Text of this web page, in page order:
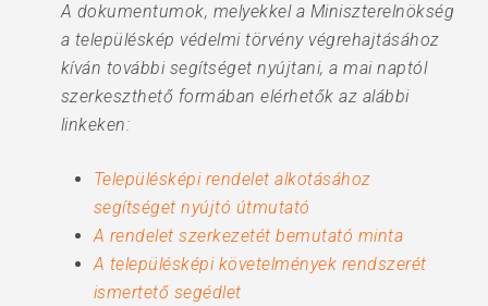
A dokumentumok, melyekkel a Miniszterelnökség
a településkép védelmi törvény végrehajtásához
kíván további segítséget nyújtani, a mai naptól
szerkeszthető formában elérhetők az alábbi
linkeken:
Településképi rendelet alkotásához
segítséget nyújtó útmutató
A rendelet szerkezetét bemutató minta
A településképi követelmények rendszerét
ismertető segédlet